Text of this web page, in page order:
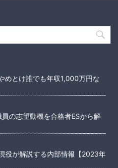
めとけ誰でも年収1,000万円な
の志望動機を合格者ESから解
役が解説する内部情報【2023年